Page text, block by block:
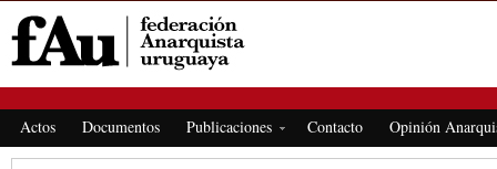
Actos Documentos Publicaciones Contacto Opinión